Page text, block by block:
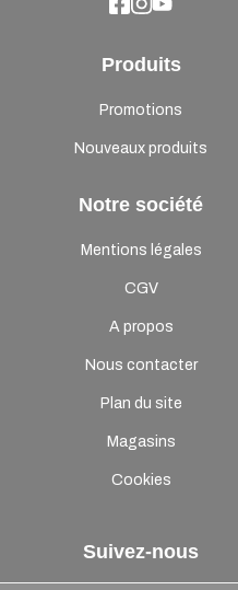
Produits
Promotions
Nouveaux produits
Notre société
Mentions légales
CGV
A propos
Nous contacter
Plan du site
Magasins
Cookies
Suivez-nous